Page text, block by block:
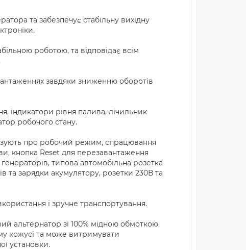
та забезпечує стабільну вихідну
роботою, та відповідає всім
завдяки зниженню оборотів
індикатори рівня палива, лічильник
робочого стану.
про робочий режим, спрацювання
кнопка Reset для перезавантаження
типова автомобільна розетка
та зарядки акумулятору, розетки 230В та
і зручне транспортування.
альтернатор зі 100% мідною обмоткою.
кожусі та може витримувати
установки.